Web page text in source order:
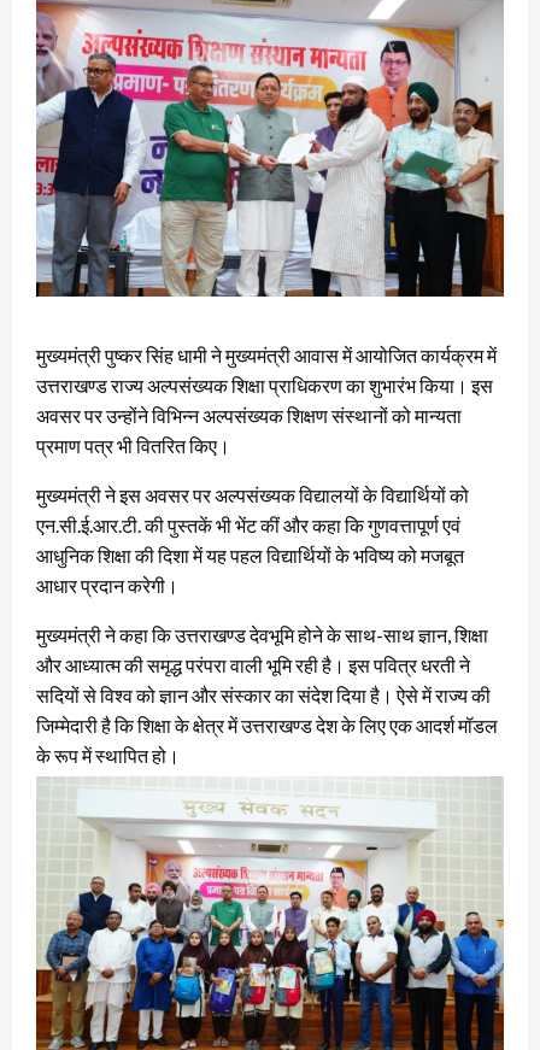
मुख्यमंत्री पुष्कर सिंह धामी ने मुख्यमंत्री आवास में आयोजित कार्यक्रम में
उत्तराखण्ड राज्य अल्पसंख्यक शिक्षा प्राधिकरण का शुभारंभ किया। इस
अवसर पर उन्होंने विभिन्न अल्पसंख्यक शिक्षण संस्थानों को मान्यता
प्रमाण पत्र भी वितरित किए।
मुख्यमंत्री ने इस अवसर पर अल्पसंख्यक विद्यालयों के विद्यार्थियों को
एन.सी.ई.आर.टी. की पुस्तकें भी भेंट कीं और कहा कि गुणवत्तापूर्ण एवं
आधुनिक शिक्षा की दिशा में यह पहल विद्यार्थियों के भविष्य को मजबूत
आधार प्रदान करेगी।
मुख्यमंत्री ने कहा कि उत्तराखण्ड देवभूमि होने के साथ-साथ ज्ञान, शिक्षा
और आध्यात्म की समृद्ध परंपरा वाली भूमि रही है। इस पवित्र धरती ने
सदियों से विश्व को ज्ञान और संस्कार का संदेश दिया है। ऐसे में राज्य की
जिम्मेदारी है कि शिक्षा के क्षेत्र में उत्तराखण्ड देश के लिए एक आदर्श मॉडल
के रूप में स्थापित हो।